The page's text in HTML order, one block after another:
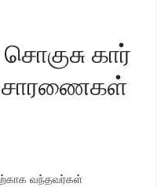
கார்
வந்தவர்கள்